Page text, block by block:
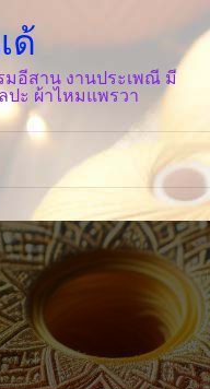
ด้
มอีสาน งานประเพณี มี
ะ ผ้าไหมแพรวา